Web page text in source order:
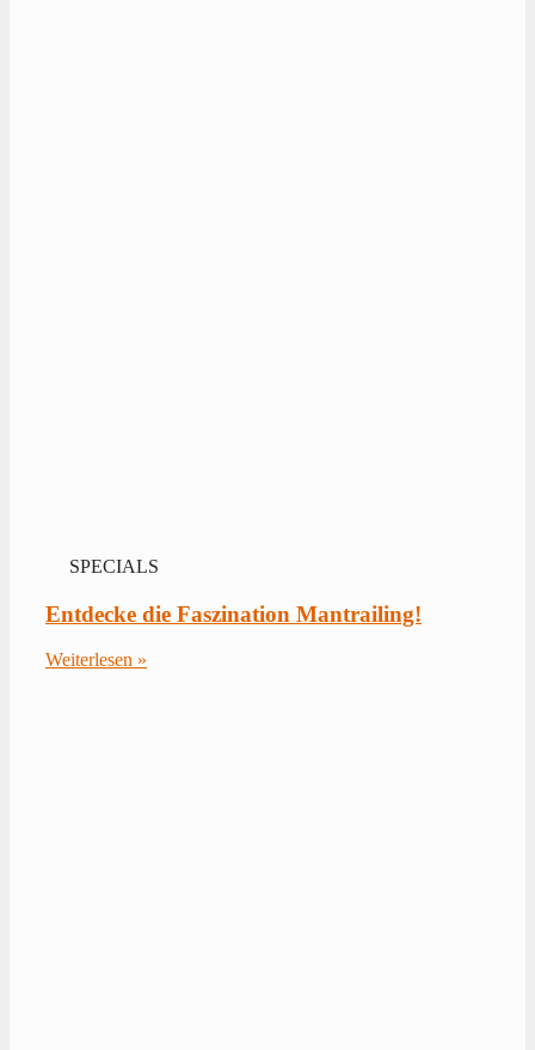
SPECIALS
Entdecke die Faszination Mantrailing!
Weiterlesen »